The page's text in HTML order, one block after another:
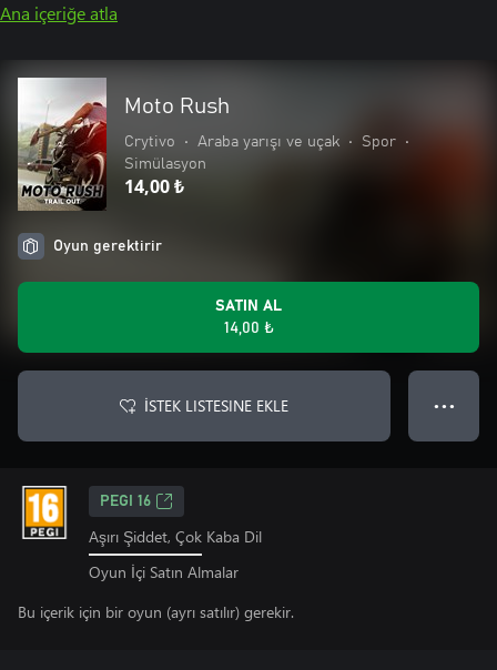
Ana içeriğe atla
Moto Rush
Crytivo • Araba yarışı ve uçak • Spor
•
Simülasyon
14,00 ₺
Oyun gerektirir
SATIN AL
14,00 ₺
İSTEK LISTESINE EKLE ● ● ●
PEGI 16
Aşırı Şiddet, Çok Kaba Dil
Oyun İçi Satın Almalar
Bu içerik için bir oyun (ayrı satılır) gerekir.